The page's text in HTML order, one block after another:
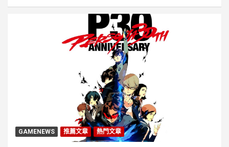
GAMENEWS 推薦文章 熱門文章